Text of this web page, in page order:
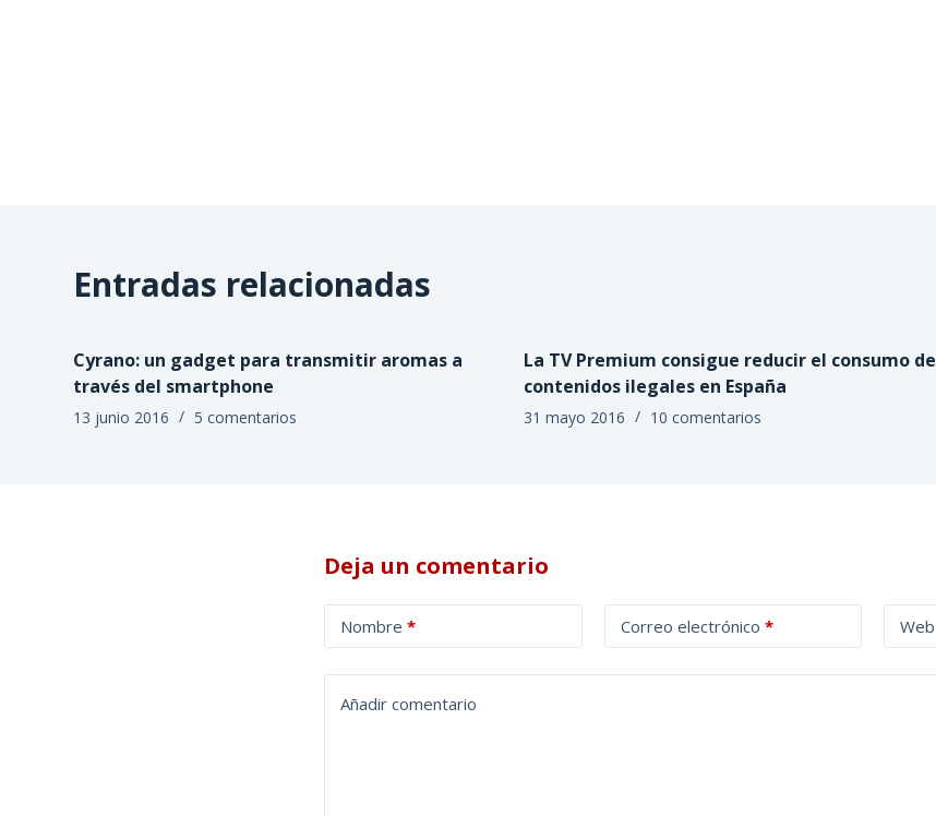
Entradas relacionadas
Cyrano: un gadget para transmitir aromas a
través del smartphone
13 junio 2016 5 comentarios
La TV Premium consigue reducir el consumo de
contenidos ilegales en España
31 mayo 2016 10 comentarios
Deja un comentario
Nombre * Correo electrónico * Web
Añadir comentario
l
t